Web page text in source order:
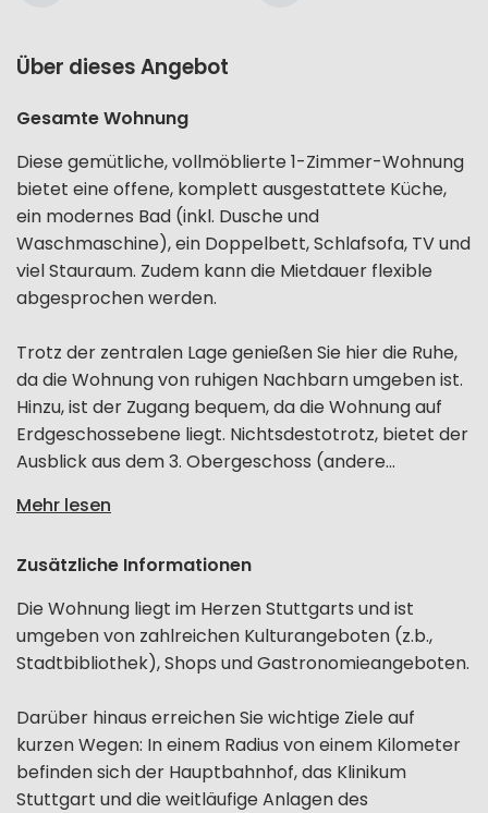
Über dieses Angebot
Gesamte Wohnung
Diese gemütliche, vollmöblierte 1-Zimmer-Wohnung
bietet eine offene, komplett ausgestattete Küche,
ein modernes Bad (inkl. Dusche und
Waschmaschine), ein Doppelbett, Schlafsofa, TV und
viel Stauraum. Zudem kann die Mietdauer flexible
abgesprochen werden.
Trotz der zentralen Lage genießen Sie hier die Ruhe,
da die Wohnung von ruhigen Nachbarn umgeben ist.
Hinzu, ist der Zugang bequem, da die Wohnung auf
Erdgeschossebene liegt. Nichtsdestotrotz, bietet der
Ausblick aus dem 3. Obergeschoss (andere...
Mehr lesen
Zusätzliche Informationen
Die Wohnung liegt im Herzen Stuttgarts und ist
umgeben von zahlreichen Kulturangeboten (z.b.,
Stadtbibliothek), Shops und Gastronomieangeboten.
Darüber hinaus erreichen Sie wichtige Ziele auf
kurzen Wegen: In einem Radius von einem Kilometer
befinden sich der Hauptbahnhof, das Klinikum
Stuttgart und die weitläufige Anlagen des